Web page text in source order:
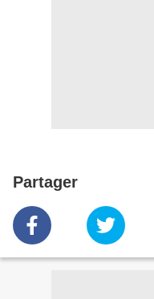
Partager